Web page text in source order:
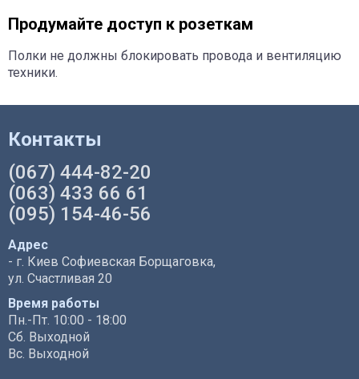
Продумайте доступ к розеткам
Полки не должны блокировать провода и вентиляцию
техники.
Контакты
(067) 444-82-20
(063) 433 66 61
(095) 154-46-56
Адрес
- г. Киев Софиевская Борщаговка,
ул. Счастливая 20
Время работы
Пн.-Пт. 10:00 - 18:00
Сб. Выходной
Вс. Выходной